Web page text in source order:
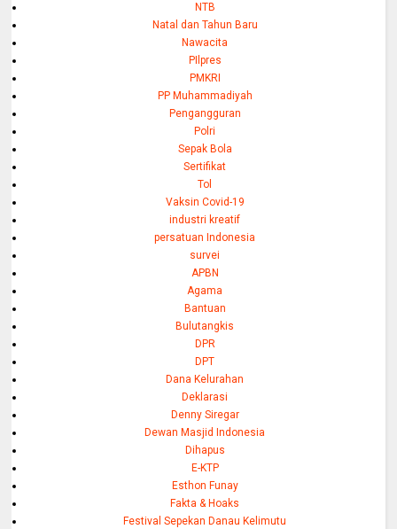
NTB
Natal dan Tahun Baru
Nawacita
PIlpres
PMKRI
PP Muhammadiyah
Pengangguran
Polri
Sepak Bola
Sertifikat
Tol
Vaksin Covid-19
industri kreatif
persatuan Indonesia
survei
APBN
Agama
Bantuan
Bulutangkis
DPR
DPT
Dana Kelurahan
Deklarasi
Denny Siregar
Dewan Masjid Indonesia
Dihapus
E-KTP
Esthon Funay
Fakta & Hoaks
Festival Sepekan Danau Kelimutu